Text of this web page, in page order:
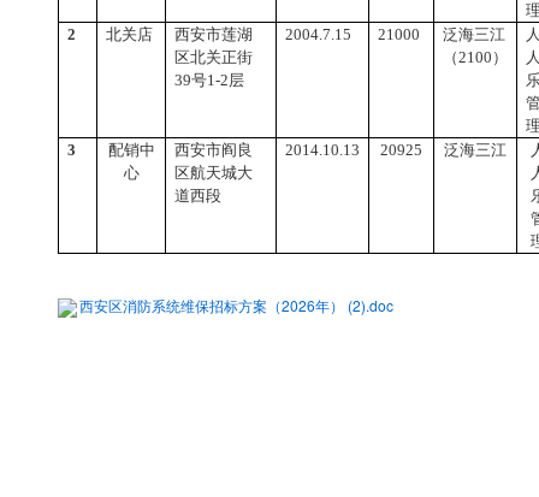
2
北关店
西安市莲湖
区北关正街
39号1-2层
2004.7.15 21000
泛海三江
（2100）
3
配销中
心
西安市阎良
区航天城大
道西段
2014.10.13 20925 泛海三江
西安区消防系统维保招标方案（2026年） (2).doc